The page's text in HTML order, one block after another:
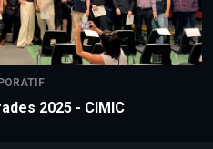
2025 - CIMIC